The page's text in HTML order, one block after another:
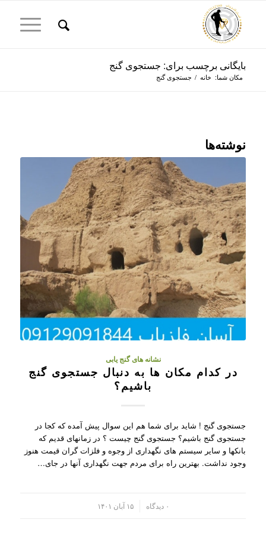
بایگانی برچسب برای: جستجوی گنج
مکان شما: خانه / جستجوی گنج
نوشته‌ها
نشانه های گنج یابی
در کدام مکان ها به دنبال جستجوی گنج
باشیم؟
جستجوی گنج ! شاید برای شما هم این سوال پیش آمده که کجا در
جستجوی گنج باشیم؟ جستجوی گنج چیست ؟ در زمانهای قدیم که
بانکها و سایر سیستم های نگهداری از وجوه و فلزات گران قیمت هنوز
وجود نداشت. بهترین راه برای مردم جهت نگهداری آنها در جای…
۰ دیدگاه ۱۵ آبان ۱۴۰۱